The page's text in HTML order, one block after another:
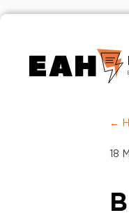
←
18